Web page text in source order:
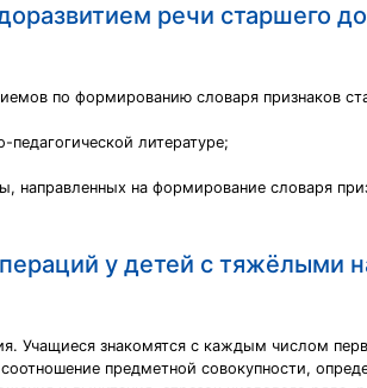
речи старшего
по формированию словаря признаков
литературе;
направленных на формирование словаря
у детей с тяжёлыми
Учащиеся знакомятся с каждым числом
предметной совокупности,